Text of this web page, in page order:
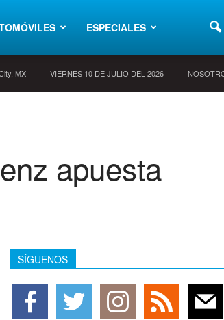
ESPECIALES
MX VIERNES 10 DE JULIO DEL 2026
apuesta
SÍGUENOS